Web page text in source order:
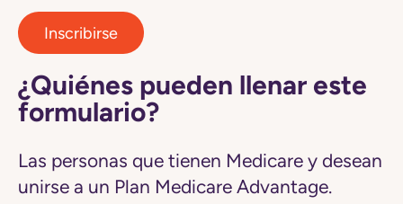
Inscribirse
¿Quiénes pueden llenar este
formulario?
Las personas que tienen Medicare y desean
unirse a un Plan Medicare Advantage.